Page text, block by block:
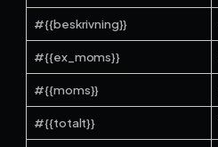
#{{beskrivning}}
#{{ex_moms}}
#{{moms}}
#{{totalt}}